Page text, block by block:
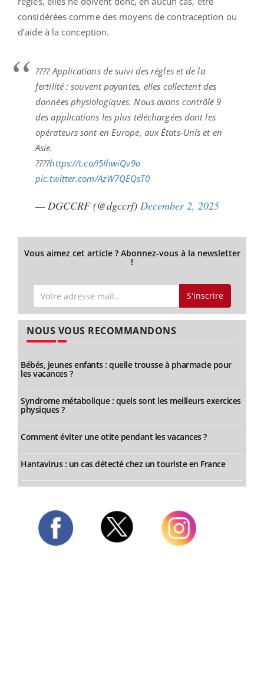
considérées comme des moyens de contraception ou
d’aide à la conception.
????️ Applications de suivi des règles et de la
fertilité : souvent payantes, elles collectent des
données physiologiques. Nous avons contrôlé 9
des applications les plus téléchargées dont les
opérateurs sont en Europe, aux États-Unis et en
Asie.
????https://t.co/I5IhwiQv9o
pic.twitter.com/AzW7QEQsT0
— DGCCRF (@dgccrf) December 2, 2025
Vous aimez cet article ? Abonnez-vous à la newsletter
!
S'inscrire
NOUS VOUS RECOMMANDONS
Bébés, jeunes enfants : quelle trousse à pharmacie pour
les vacances ?
Syndrome métabolique : quels sont les meilleurs exercices
physiques ?
Comment éviter une otite pendant les vacances ?
Hantavirus : un cas détecté chez un touriste en France